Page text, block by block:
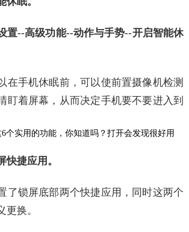
置--高级功能--动作与手势--开启智能休
在手机休眠前，可以使前置摄像机检测
盯着屏幕，从而决定手机要不要进入到
快捷应用。
了锁屏底部两个快捷应用，同时这两个
更换。